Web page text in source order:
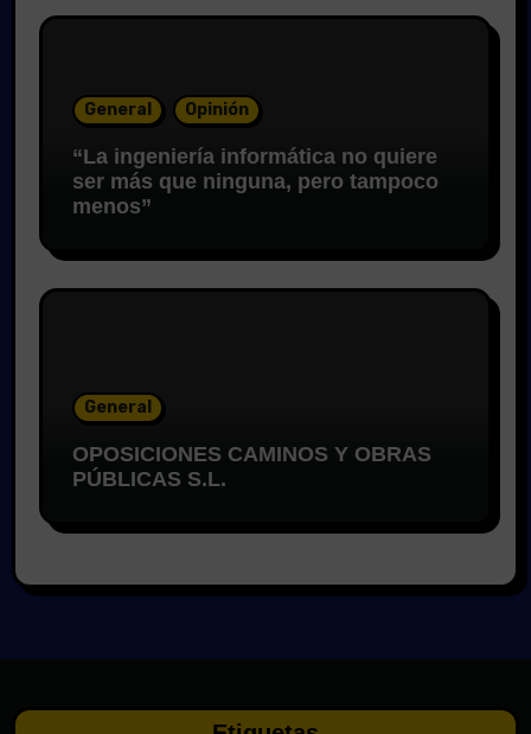
General Opinión
“La ingeniería informática no quiere
ser más que ninguna, pero tampoco
menos”
General
OPOSICIONES CAMINOS Y OBRAS
PÚBLICAS S.L.